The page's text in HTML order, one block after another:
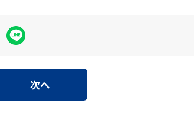
次へ